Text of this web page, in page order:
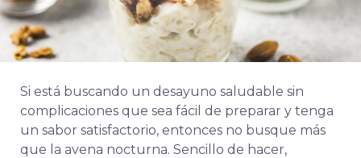
Si está buscando un desayuno saludable sin
complicaciones que sea fácil de preparar y tenga
un sabor satisfactorio, entonces no busque más
que la avena nocturna. Sencillo de hacer,